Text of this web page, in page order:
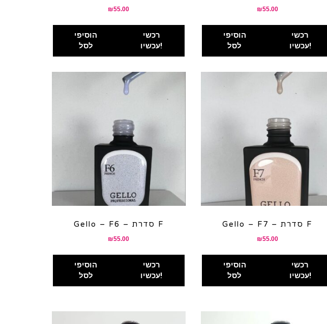
₪55.00
הוסיפי
לסל
רכשי
עכשיו!
₪55.00
הוסיפי
לסל
רכשי
עכשיו!
Gello – F6 – סדרת F
₪55.00
הוסיפי
לסל
רכשי
עכשיו!
Gello – F7 – סדרת F
₪55.00
הוסיפי
לסל
רכשי
עכשיו!